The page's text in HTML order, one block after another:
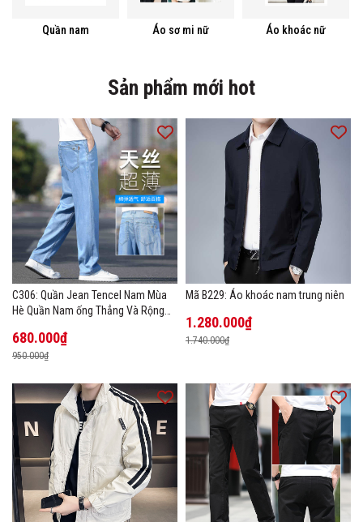
Quần nam Áo sơ mi nữ Áo khoác nữ
Sản phẩm mới hot
C306: Quần Jean Tencel Nam Mùa
Hè Quần Nam ống Thẳng Và Rộng
680.000₫
950.000₫
Mã B229: Áo khoác nam trung niên
1.280.000₫
1.740.000₫